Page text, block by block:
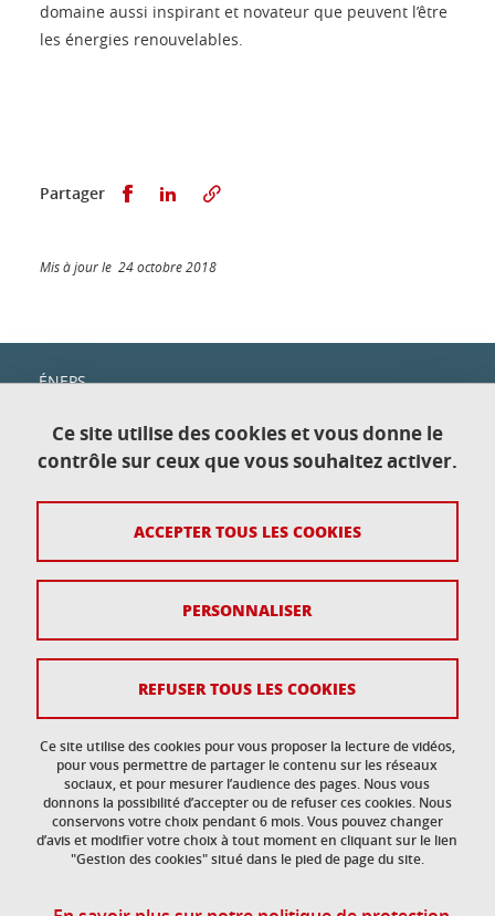
domaine aussi inspirant et novateur que peuvent l’être
les énergies renouvelables.
Partager Partager sur Facebook
Partager sur LinkedIn
Mis à jour le 24 octobre 2018
ÉNEPS
Domaine universitaire
151, rue de la Papeterie
38400 Saint-Martin-d'Hères—Gières
Plan du site
Données personnelles
Gestion des cookies
Accessibilité : non conforme
Ce site utilise des cookies et vous donne le
contrôle sur ceux que vous souhaitez activer.
Ce site utilise des cookies pour vous proposer la lecture de vidéos,
pour vous permettre de partager le contenu sur les réseaux
sociaux, et pour mesurer l’audience des pages. Nous vous
donnons la possibilité d’accepter ou de refuser ces cookies. Nous
conservons votre choix pendant 6 mois. Vous pouvez changer
d’avis et modifier votre choix à tout moment en cliquant sur le lien
"Gestion des cookies" situé dans le pied de page du site.
ACCEPTER TOUS LES COOKIES
REFUSER TOUS LES COOKIES
PERSONNALISER